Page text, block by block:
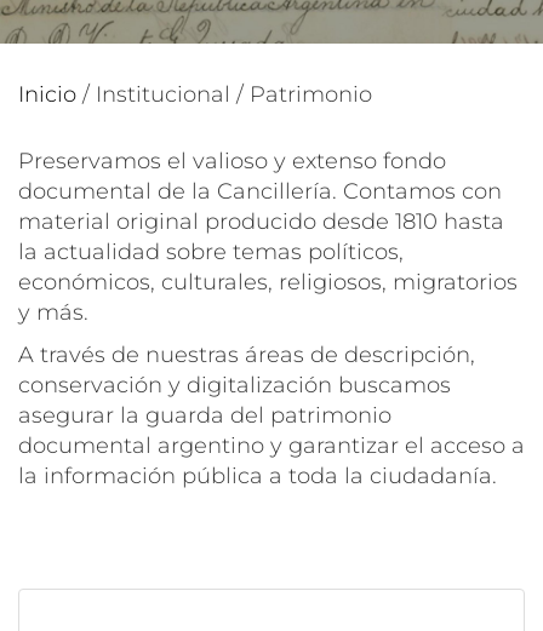
Inicio / Institucional / Patrimonio
Preservamos el valioso y extenso fondo
documental de la Cancillería. Contamos con
material original producido desde 1810 hasta
la actualidad sobre temas políticos,
económicos, culturales, religiosos, migratorios
y más.
A través de nuestras áreas de descripción,
conservación y digitalización buscamos
asegurar la guarda del patrimonio
documental argentino y garantizar el acceso a
la información pública a toda la ciudadanía.